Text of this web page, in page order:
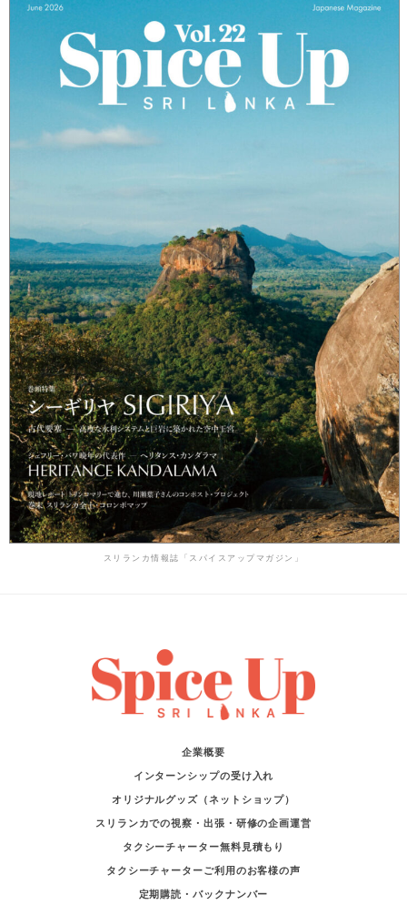
スリランカ情報誌「スパイスアップマガジン」
企業概要
インターンシップの受け入れ
オリジナルグッズ（ネットショップ）
スリランカでの視察・出張・研修の企画運営
タクシーチャーター無料見積もり
タクシーチャーターご利用のお客様の声
定期購読・バックナンバー